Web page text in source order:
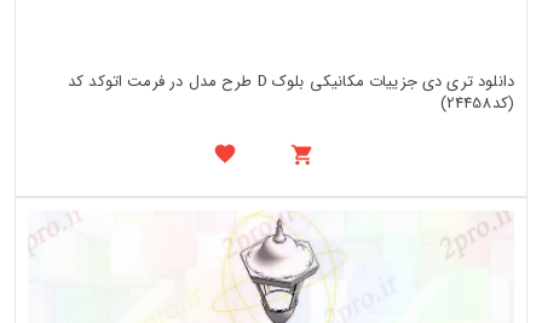
دانلود تری دی جزییات مکانیکی بلوک D طرح مدل در فرمت اتوکد کد
(کد24458)